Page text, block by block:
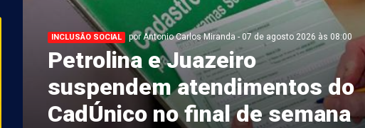
INCLUSÃO SOCIAL por Antonio Carlos Miranda - 07 de agosto 2026 às 08:00
Petrolina e Juazeiro
suspendem atendimentos do
CadÚnico no final de semana